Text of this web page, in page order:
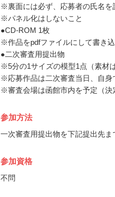
※裏面には必ず、応募者の氏名を
※パネル化はしないこと
●CD-ROM 1枚
※作品をpdfファイルにして書き
●二次審査用提出物
※5分の1サイズの模型1点（素材は
※応募作品は二次審査当日、自身
※審査会場は函館市内を予定（決
参加方法
一次審査用提出物を下記提出先
参加資格
不問